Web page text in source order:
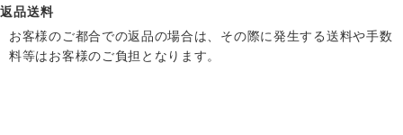
返品送料
お客様のご都合での返品の場合は、その際に発生する送料や手数
料等はお客様のご負担となります。